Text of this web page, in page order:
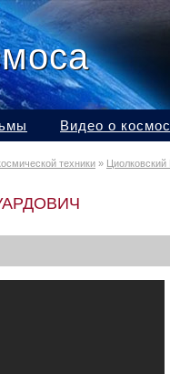
Видео о
техники » Циолковский